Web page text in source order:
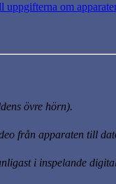
uppgifterna om
övre hörn).
från apparaten till
i inspelande